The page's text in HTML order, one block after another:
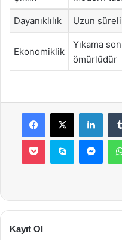
Dayanıklılık Uzun süreli
Ekonomiklik
Yıkama
ömürlüdür
Facebook
X
Pocket Skype
Kayıt Ol